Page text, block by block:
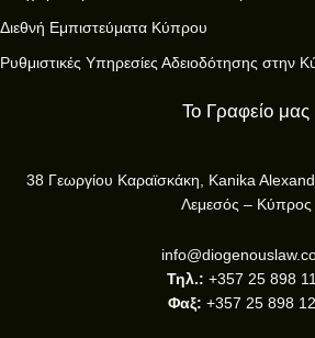
Διεθνή Εμπιστεύματα Κύπρου
Ρυθμιστικές Υπηρεσίες Αδειοδότησης στην
Το Γραφείο μας
38 Γεωργίου Καραϊσκάκη, Kanika
Λεμεσός – Κύπρος
Τηλ.: +357 25 898
Φαξ: +357 25 898